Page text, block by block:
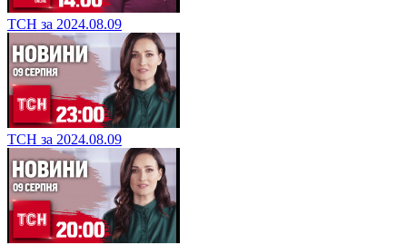
ТСН за 2024.08.09
ТСН за 2024.08.09